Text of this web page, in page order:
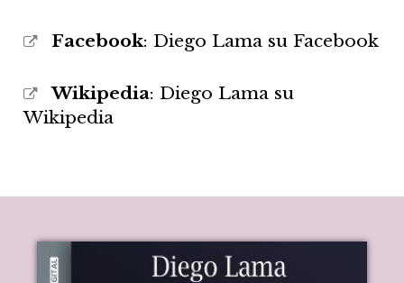
Facebook: Diego Lama su Facebook
Wikipedia: Diego Lama su
Wikipedia